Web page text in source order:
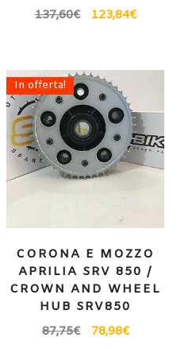
137,60€ 123,84€
In offerta!
CORONA E MOZZO
APRILIA SRV 850 /
CROWN AND WHEEL
HUB SRV850
87,75€ 78,98€